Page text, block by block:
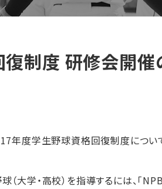
制度 研修会開催
度学生野球資格回復制度について
大学・高校）を指導するには、「